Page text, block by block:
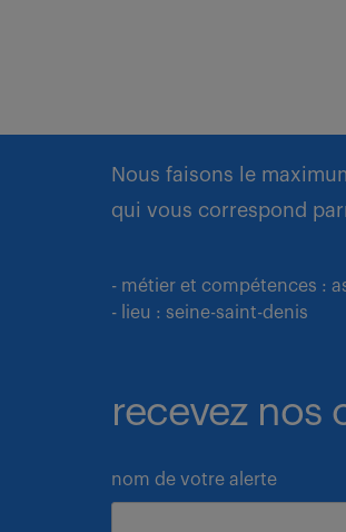
Nous faisons le
qui vous correspond
- métier et compétences :
- lieu : seine-saint-denis
recevez nos
nom de votre alerte